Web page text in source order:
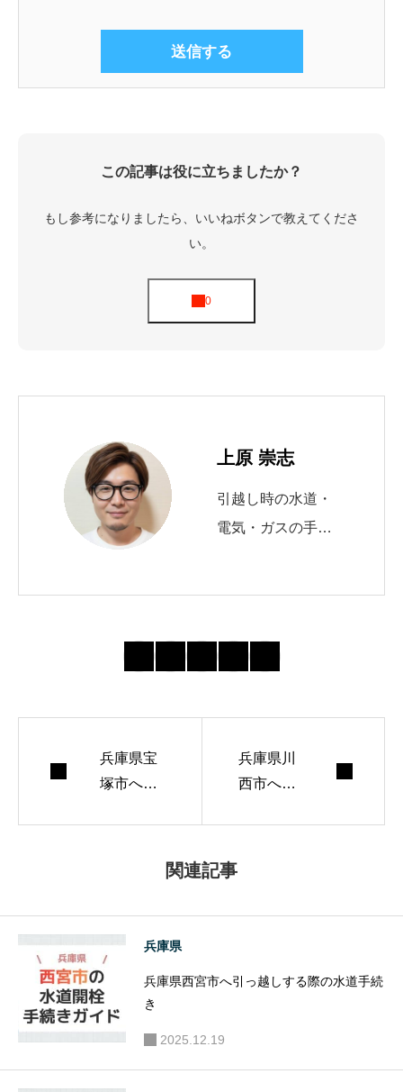
この記事は役に立ちましたか？
もし参考になりましたら、いいねボタンで教えてくださ
い。
上原 崇志
引越し時の水道・
電気・ガスの手続
の最新動向を追
い、初めてでも迷
す。 週末はランニ
ングとコーヒー焙
兵庫県宝
塚市へ引
兵庫県川
西市へ引
関連記事
兵庫県
兵庫県西宮市へ引っ越しする際の水道手続
き
2025.12.19